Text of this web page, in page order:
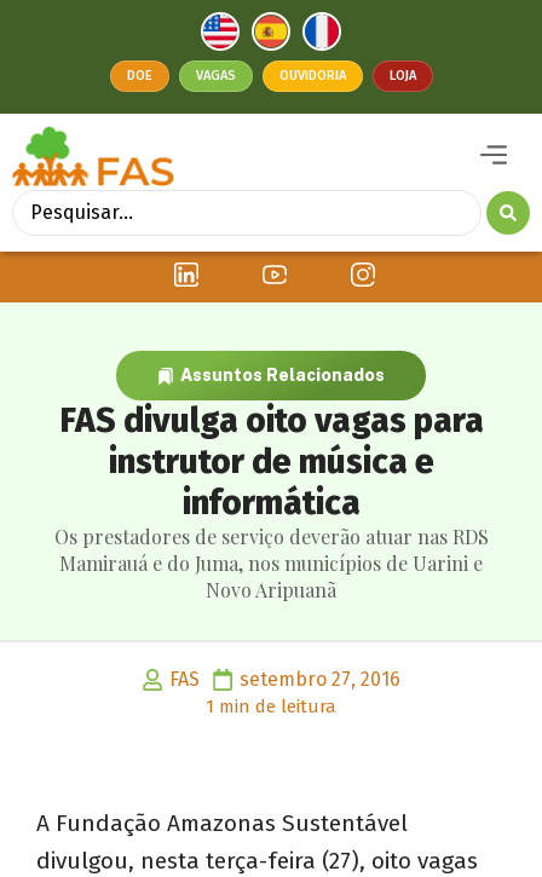
DOE VAGAS OUVIDORIA LOJA
Assuntos Relacionados
FAS divulga oito vagas para
instrutor de música e
informática
Os prestadores de serviço deverão atuar nas RDS
Mamirauá e do Juma, nos municípios de Uarini e
Novo Aripuanã
FAS setembro 27, 2016
1 min de leitura
A Fundação Amazonas Sustentável
divulgou, nesta terça-feira (27), oito vagas